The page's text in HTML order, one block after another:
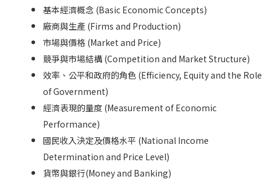
基本經濟概念 (Basic Economic Concepts)
廠商與生產 (Firms and Production)
市場與價格 (Market and Price)
競爭與市場結構 (Competition and Market Structure)
效率、公平和政府的角色 (Efficiency, Equity and the Role
of Government)
經濟表現的量度 (Measurement of Economic
Performance)
國民收入決定及價格水平 (National Income
Determination and Price Level)
貨幣與銀行(Money and Banking)